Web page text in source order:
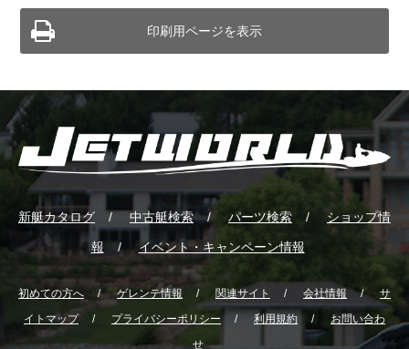
印刷用ページを表示
新艇カタログ 中古艇検索 パーツ検索 ショップ情
報 イベント・キャンペーン情報
初めての方へ ゲレンテ情報 関連サイト 会社情報
サ
イトマップ
プライバシーポリシー 利用規約
お問い合わ
せ